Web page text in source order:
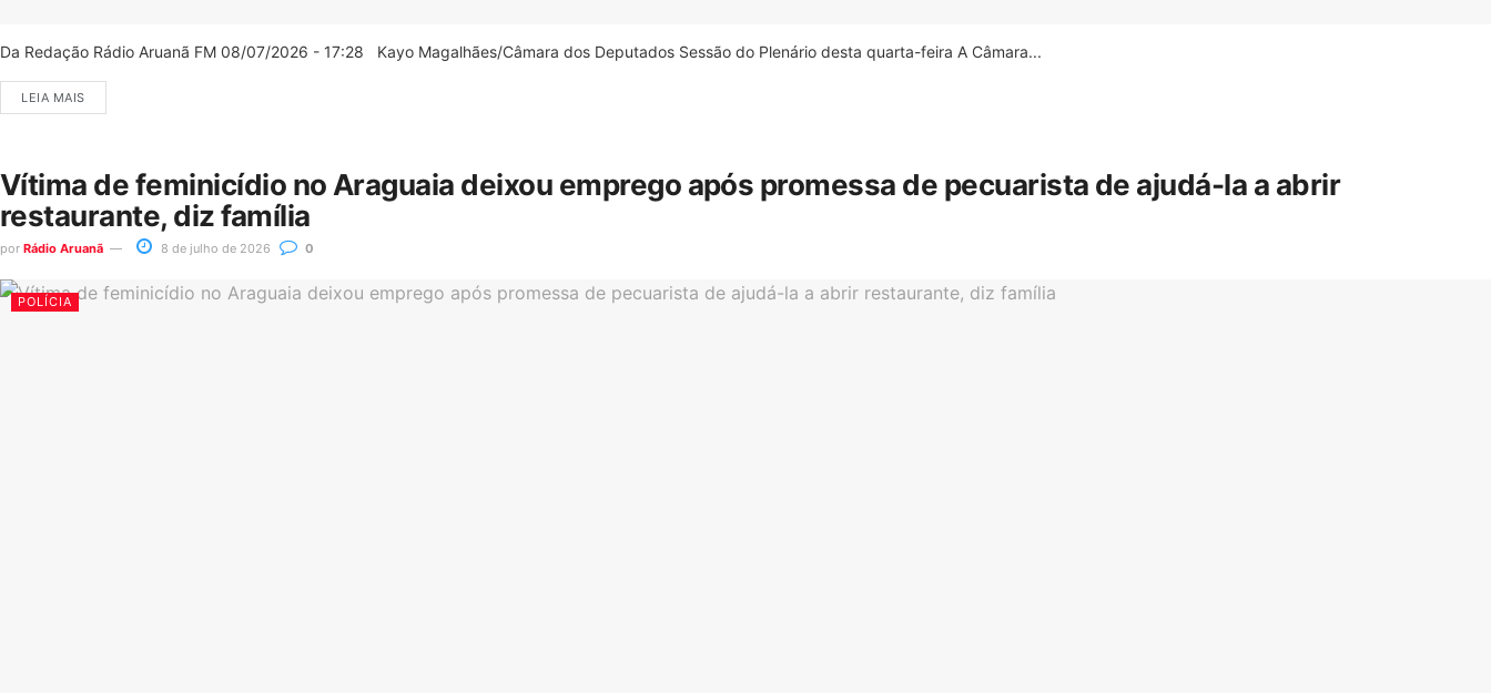
Da Redação Rádio Aruanã FM 08/07/2026 - 17:28 Kayo Magalhães/Câmara dos Deputados Sessão do Plenário desta quarta-feira A Câmara...
LEIA MAIS
Vítima de feminicídio no Araguaia deixou emprego após promessa de pecuarista de ajudá-la a abrir
restaurante, diz família
por Rádio Aruanã 8 de julho de 2026 0
POLÍCIA